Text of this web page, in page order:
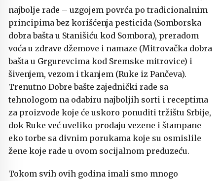
najbolje rade – uzgojem povrća po tradicionalnim
principima bez korišćenja pesticida (Somborska
dobra bašta u Stanišiću kod Sombora), preradom
voća u zdrave džemove i namaze (Mitrovačka dobra
bašta u Grgurevcima kod Sremske mitrovice) i
šivenjem, vezom i tkanjem (Ruke iz Pančeva).
Trenutno Dobre bašte zajednički rade sa
tehnologom na odabiru najboljih sorti i receptima
za proizvode koje će uskoro ponuditi tržištu Srbije,
dok Ruke već uveliko prodaju vezene i štampane
eko torbe sa divnim porukama koje su osmislile
žene koje rade u ovom socijalnom preduzeću.
Tokom svih ovih godina imali smo mnogo